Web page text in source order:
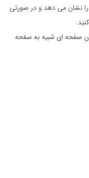
نشان می دهد و در صورتی
صفحه ای شبیه به صفحه